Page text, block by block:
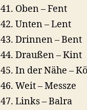
Oben – Fent
Unten – Lent
Drinnen – Bent
Draußen – Kint
In der Nähe –
Weit – Messze
Links – Balra